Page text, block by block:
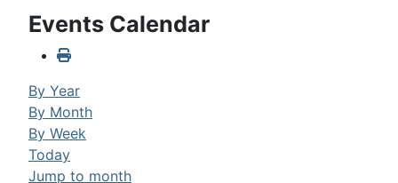
Events Calendar
By Year
By Month
By Week
Today
Jump to month